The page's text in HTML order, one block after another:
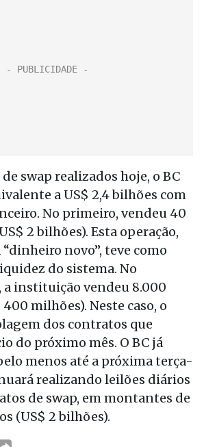
swap realizados hoje, o BC
a US$ 2,4 bilhões com
No primeiro, vendeu 40
2 bilhões). Esta operação,
novo”, teve como
do sistema. No
a instituição vendeu 8.000
milhões). Neste caso, o
dos contratos que
do próximo mês. O BC já
menos até a próxima terça-
realizando leilões diários
de swap, em montantes de
(US$ 2 bilhões).